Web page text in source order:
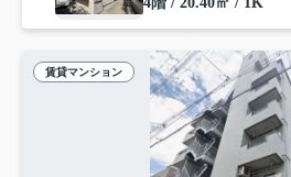
賃貸マンション